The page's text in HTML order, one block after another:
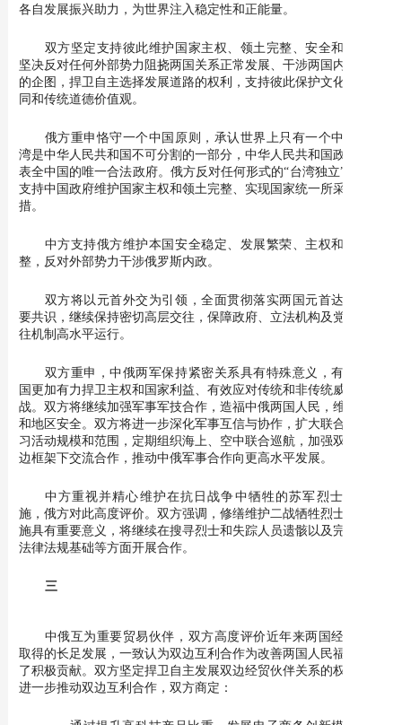
各自发展振兴助力，为世界注入稳定性和正能量。
双方坚定支持彼此维护国家主权、领土完整、安全和稳定，
坚决反对任何外部势力阻挠两国关系正常发展、干涉两国内部事务
的企图，捍卫自主选择发展道路的权利，支持彼此保护文化历史认
同和传统道德价值观。
俄方重申恪守一个中国原则，承认世界上只有一个中国，台
湾是中华人民共和国不可分割的一部分，中华人民共和国政府是代
表全中国的唯一合法政府。俄方反对任何形式的“台湾独立”，坚定
支持中国政府维护国家主权和领土完整、实现国家统一所采取的举
措。
中方支持俄方维护本国安全稳定、发展繁荣、主权和领土完
整，反对外部势力干涉俄罗斯内政。
双方将以元首外交为引领，全面贯彻落实两国元首达成的重
要共识，继续保持密切高层交往，保障政府、立法机构及党际间交
往机制高水平运行。
双方重申，中俄两军保持紧密关系具有特殊意义，有助于两
国更加有力捍卫主权和国家利益、有效应对传统和非传统威胁与挑
战。双方将继续加强军事军技合作，造福中俄两国人民，维护全球
和地区安全。双方将进一步深化军事互信与协作，扩大联合军事演
习活动规模和范围，定期组织海上、空中联合巡航，加强双边及多
边框架下交流合作，推动中俄军事合作向更高水平发展。
中方重视并精心维护在抗日战争中牺牲的苏军烈士纪念设
施，俄方对此高度评价。双方强调，修缮维护二战牺牲烈士纪念设
施具有重要意义，将继续在搜寻烈士和失踪人员遗骸以及完善相关
法律法规基础等方面开展合作。
三
中俄互为重要贸易伙伴，双方高度评价近年来两国经济关系
取得的长足发展，一致认为双边互利合作为改善两国人民福祉作出
了积极贡献。双方坚定捍卫自主发展双边经贸伙伴关系的权利。为
进一步推动双边互利合作，双方商定：